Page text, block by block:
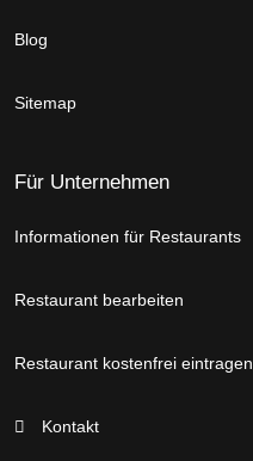
Blog
Sitemap
Für Unternehmen
Informationen für Restaurants
Restaurant bearbeiten
Restaurant kostenfrei eintragen
Kontakt